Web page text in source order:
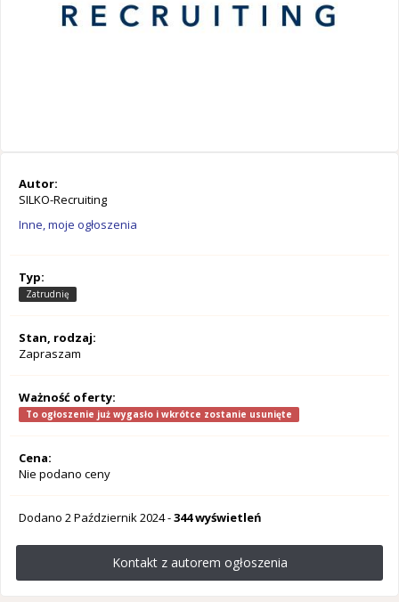
Autor:
SILKO-Recruiting
Inne, moje ogłoszenia
Typ:
Zatrudnię
Stan, rodzaj:
Zapraszam
Ważność oferty:
To ogłoszenie już wygasło i wkrótce zostanie usunięte
Cena:
Nie podano ceny
Dodano 2 Październik 2024-344 wyświetleń
Kontakt z autorem ogłoszenia